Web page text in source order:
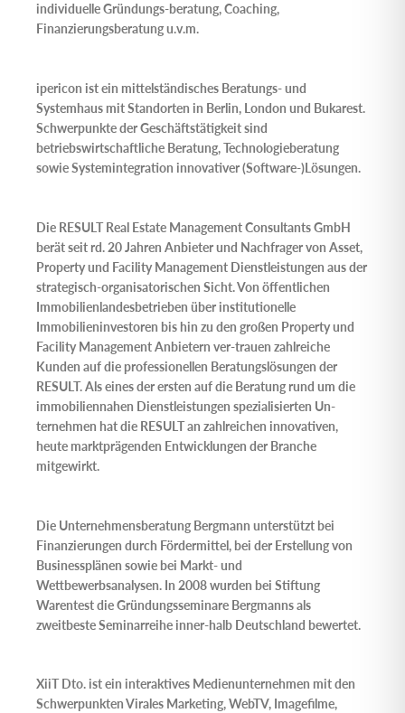
individuelle Gründungs-beratung, Coaching,
Finanzierungsberatung u.v.m.
ipericon ist ein mittelständisches Beratungs- und
Systemhaus mit Standorten in Berlin, London und Bukarest.
Schwerpunkte der Geschäftstätigkeit sind
betriebswirtschaftliche Beratung, Technologieberatung
sowie Systemintegration innovativer (Software-)Lösungen.
Die RESULT Real Estate Management Consultants GmbH
berät seit rd. 20 Jahren Anbieter und Nachfrager von Asset,
Property und Facility Management Dienstleistungen aus der
strategisch-organisatorischen Sicht. Von öffentlichen
Immobilienlandesbetrieben über institutionelle
Immobilieninvestoren bis hin zu den großen Property und
Facility Management Anbietern ver-trauen zahlreiche
Kunden auf die professionellen Beratungslösungen der
RESULT. Als eines der ersten auf die Beratung rund um die
immobiliennahen Dienstleistungen spezialisierten Un-
ternehmen hat die RESULT an zahlreichen innovativen,
heute marktprägenden Entwicklungen der Branche
mitgewirkt.
Die Unternehmensberatung Bergmann unterstützt bei
Finanzierungen durch Fördermittel, bei der Erstellung von
Businessplänen sowie bei Markt- und
Wettbewerbsanalysen. In 2008 wurden bei Stiftung
Warentest die Gründungsseminare Bergmanns als
zweitbeste Seminarreihe inner-halb Deutschland bewertet.
XiiT Dto. ist ein interaktives Medienunternehmen mit den
Schwerpunkten Virales Marketing, WebTV, Imagefilme,